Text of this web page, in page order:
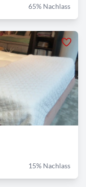
65% Nachlass
15% Nachlass